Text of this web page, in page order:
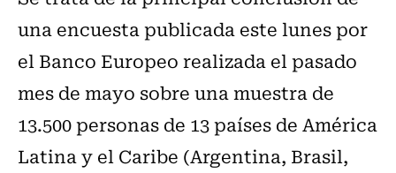
una encuesta publicada este lunes por
el Banco Europeo realizada el pasado
mes de mayo sobre una muestra de
13.500 personas de 13 países de América
Latina y el Caribe (Argentina, Brasil,